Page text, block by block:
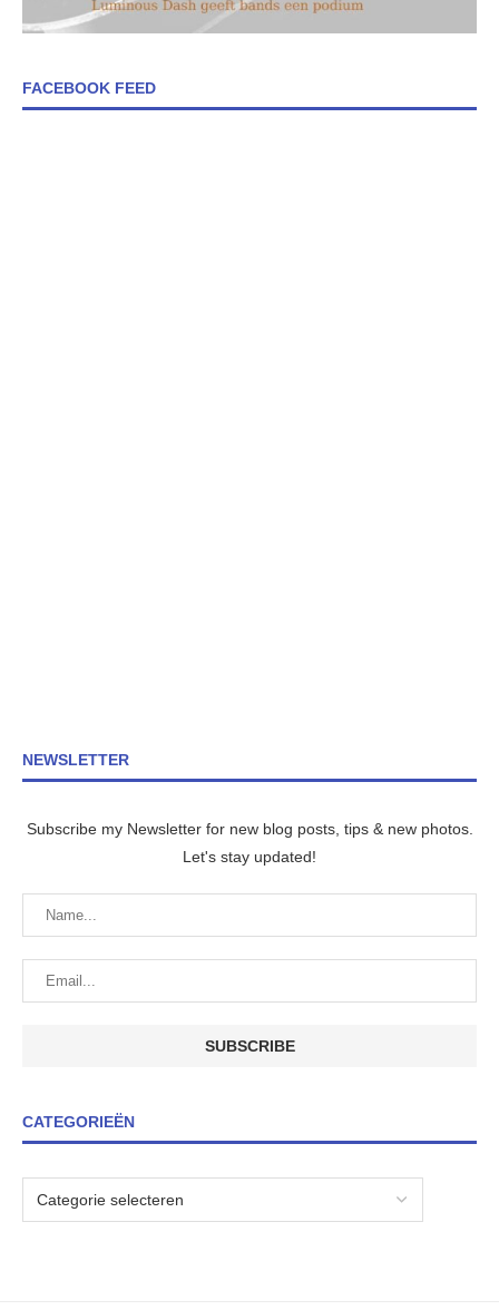
FACEBOOK FEED
NEWSLETTER
Subscribe my Newsletter for new blog posts, tips & new photos.
Let's stay updated!
CATEGORIEËN